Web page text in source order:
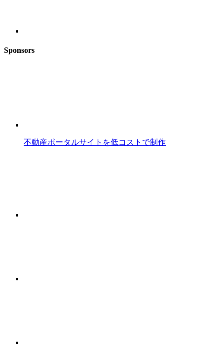
Sponsors
不動産ポータルサイトを低コストで制作